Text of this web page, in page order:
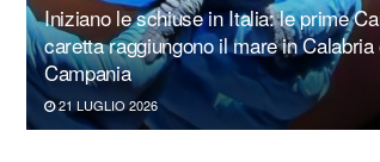
Iniziano le schiuse in Italia: le prime
caretta raggiungono il mare in Calabria
Campania
21 LUGLIO 2026